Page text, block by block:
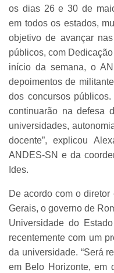
os dias 26 e 30 de
em todos os estados,
objetivo de avançar
públicos, com
início da semana, o
depoimentos de
dos concursos
continuarão na defesa
universidades,
docente”, explicou
ANDES-SN e da
Ides.
De acordo com o
Gerais, o governo de
Universidade do
recentemente com um
da universidade. “Será
em Belo Horizonte, em